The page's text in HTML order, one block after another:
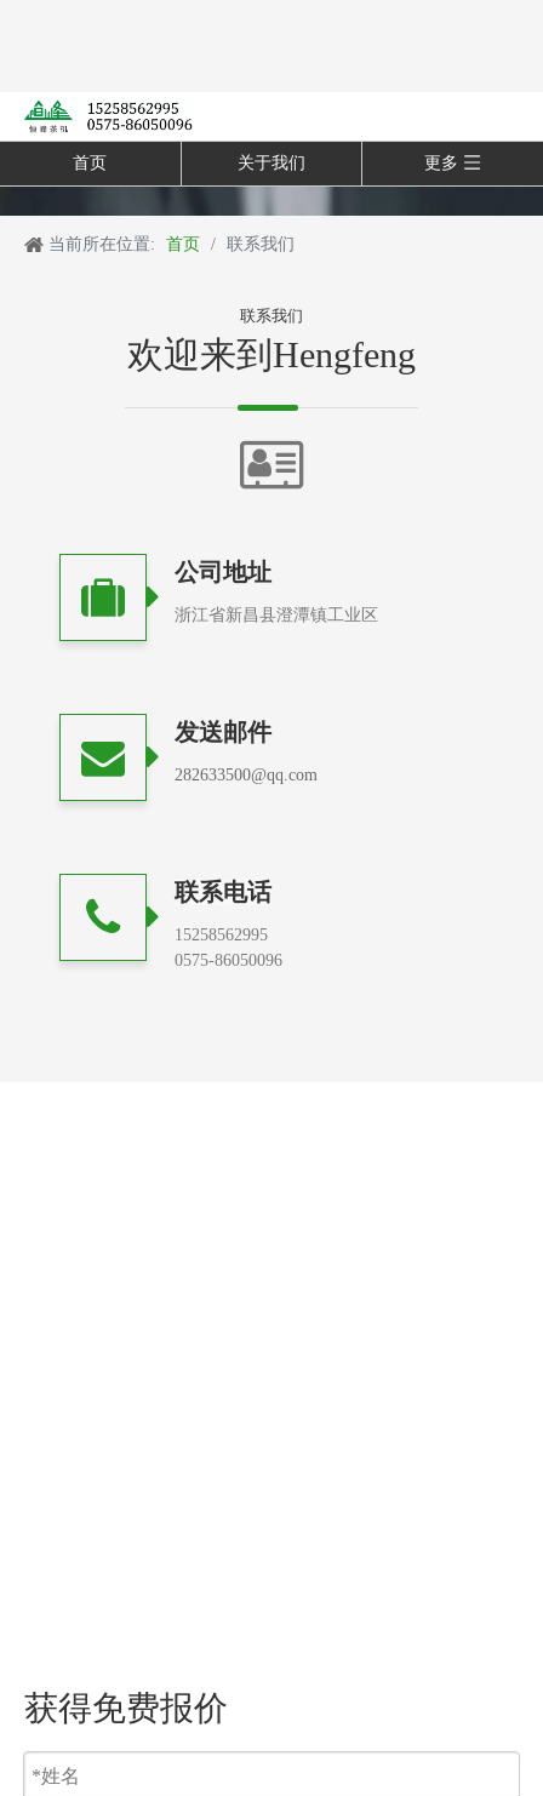
首页 关于我们 更多
当前所在位置: 首页 / 联系我们
联系我们
欢迎来到Hengfeng
公司地址
浙江省新昌县澄潭镇工业区
发送邮件
282633500@qq.com
联系电话
15258562995
0575-86050096
获得免费报价